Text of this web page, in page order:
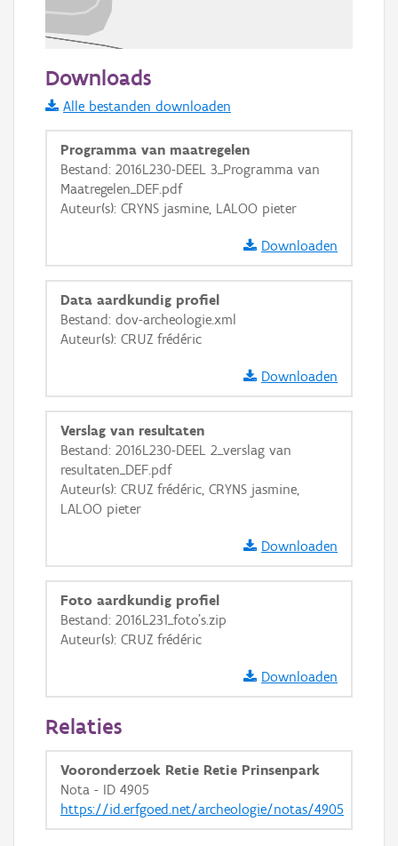
Informatie Vlaanderen
i
+ −
Basis Lagen
Ortho
GRB-Basiskaart in grijswaarden
Downloads
Alle bestanden downloaden
Programma van maatregelen
Bestand: 2016L230-DEEL 3_Programma van
Maatregelen_DEF.pdf
Auteur(s): CRYNS jasmine, LALOO pieter
Downloaden
Data aardkundig profiel
Bestand: dov-archeologie.xml
Auteur(s): CRUZ frédéric
Downloaden
Verslag van resultaten
Bestand: 2016L230-DEEL 2_verslag van
resultaten_DEF.pdf
Auteur(s): CRUZ frédéric, CRYNS jasmine,
LALOO pieter
Downloaden
Foto aardkundig profiel
Bestand: 2016L231_foto's.zip
Auteur(s): CRUZ frédéric
Downloaden
Relaties
Vooronderzoek Retie Retie Prinsenpark
Nota - ID 4905
https://id.erfgoed.net/archeologie/notas/4905